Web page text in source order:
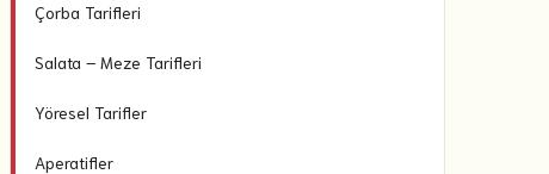
Çorba Tarifleri
Salata – Meze Tarifleri
Yöresel Tarifler
Aperatifler